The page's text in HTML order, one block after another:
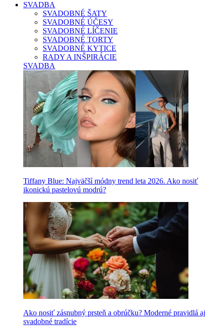
SVADBA
SVADOBNÉ ŠATY
SVADOBNÉ ÚČESY
SVADOBNÉ LÍČENIE
SVADOBNÉ TORTY
SVADOBNÉ KYTICE
RADY A INŠPIRÁCIE
SVADBA
Tiffany Blue: Najväčší módny trend leta 2026. Ako nosiť
ikonickú pastelovú modrú?
Ako nosiť zásnubný prsteň a obrúčku? Moderné pravidlá aj
svadobné tradície